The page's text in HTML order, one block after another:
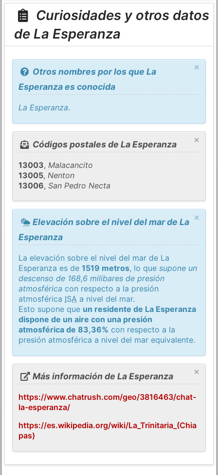
Curiosidades y otros datos
de La Esperanza
×
Otros nombres por los que La
Esperanza es conocida
La Esperanza.
×
Códigos postales de La Esperanza
13003, Malacancito
13005, Nenton
13006,San Pedro Necta
×
Elevación sobre el nivel del mar de La
Esperanza
La elevación sobre el nivel del mar de La
Esperanza es de1519 metros, lo quesupone un
descenso de 168,6 milibares de presión
atmosférica con respecto a la presión
atmosférica ISA a nivel del mar.
Esto supone que un residente de La Esperanza
dispone de un aire con una presión
atmosférica de 83,36% con respecto a la
presión atmosférica a nivel del mar equivalente.
×
Más información de La Esperanza
https://www.chatrush.com/geo/3816463/chat-
la-esperanza/
https://es.wikipedia.org/wiki/La_Trinitaria_(Chia
pas)